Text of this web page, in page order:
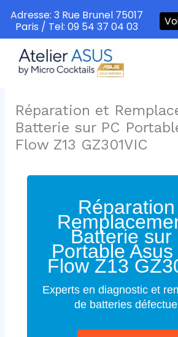
contenu
Réparation et
Batterie sur PC
Flow Z13 GZ301VIC
Batterie sur
Portable Asus
Flow Z13
Experts en diagnostic et
de batteries
Adresse: 3 Rue Brunel 75017
Paris / Tel: 09 54 37 04 03